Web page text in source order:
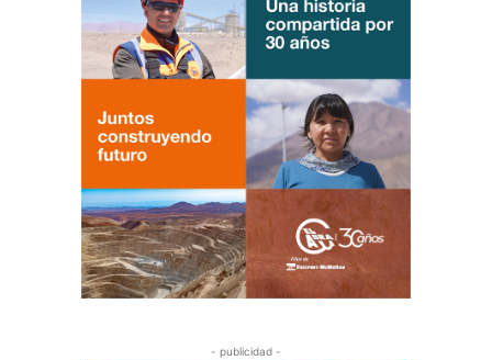
- publicidad -